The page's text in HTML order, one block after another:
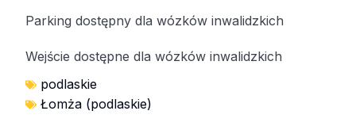
Parking dostępny dla wózków inwalidzkich
Wejście dostępne dla wózków inwalidzkich
podlaskie
Łomża (podlaskie)